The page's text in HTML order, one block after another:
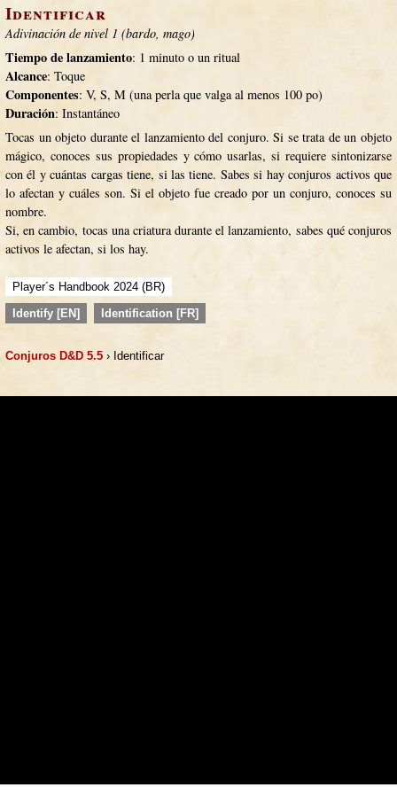
Identificar
Adivinación de nivel 1 (bardo, mago)
Tiempo de lanzamiento: 1 minuto o un ritual
Alcance: Toque
Componentes: V, S, M (una perla que valga al menos 100 po)
Duración: Instantáneo
Tocas un objeto durante el lanzamiento del conjuro. Si se trata de un objeto
mágico, conoces sus propiedades y cómo usarlas, si requiere sintonizarse
con él y cuántas cargas tiene, si las tiene. Sabes si hay conjuros activos que
lo afectan y cuáles son. Si el objeto fue creado por un conjuro, conoces su
nombre.
Si, en cambio, tocas una criatura durante el lanzamiento, sabes qué conjuros
activos le afectan, si los hay.
Player´s Handbook 2024 (BR)
Identify [EN]
Identification [FR]
Conjuros D&D 5.5 › Identificar